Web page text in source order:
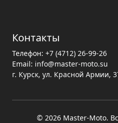
Контакты
Телефон: +7 (4712) 26-99-26
Email: info@master-moto.su
г. Курск, ул. Красной Армии,
© 2026 Master‑Moto.